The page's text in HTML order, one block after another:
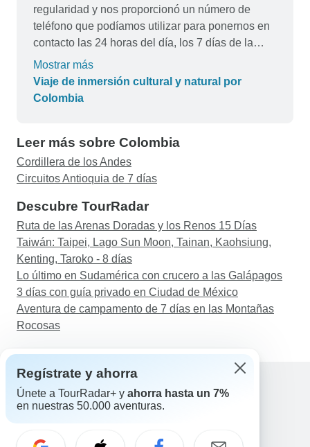
regularidad y nos proporcionó un número de
teléfono que podíamos utilizar para ponernos en
contacto las 24 horas del día, los 7 días de la
semana, si teníamos preguntas o se presentaba
alguna emergencia. Gran Colombia fue muy
receptiva e incluso pudo modificar algo el
estaban bien informados y hablaban bien inglés.
Todos los vuelos internos y los traslados por
tierra funcionaron bien. Elegimos un alojamiento
excelente.
Mostrar más
Viaje de inmersión cultural y natural por
Colombia
Leer más sobre Colombia
Cordillera de los Andes
Circuitos Antioquia de 7 días
Descubre TourRadar
Ruta de las Arenas Doradas y los Renos 15 Días
Taiwán: Taipei, Lago Sun Moon, Tainan, Kaohsiung,
Kenting, Taroko - 8 días
Lo último en Sudamérica con crucero a las Galápagos
3 días con guía privado en Ciudad de México
Aventura de campamento de 7 días en las Montañas
Rocosas
Ayuda
Regístrate y ahorra
Únete a TourRadar+ y ahorra hasta un 7%
en nuestras 50.000 aventuras.